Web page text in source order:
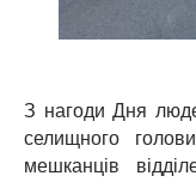
З нагоди Дня
селищного
мешканців